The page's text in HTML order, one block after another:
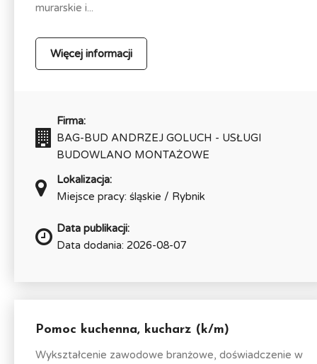
murarskie i...
Więcej informacji
Firma:
BAG-BUD ANDRZEJ GOLUCH - USŁUGI
BUDOWLANO MONTAŻOWE
Lokalizacja:
Miejsce pracy: śląskie / Rybnik
Data publikacji:
Data dodania: 2026-08-07
Pomoc kuchenna, kucharz (k/m)
Wykształcenie zawodowe branżowe, doświadczenie w